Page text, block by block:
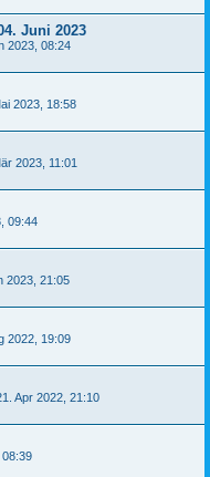
Juni 2023
2023, 08:24
2023, 18:58
2023, 11:01
09:44
2023, 21:05
2022, 19:09
Apr 2022, 21:10